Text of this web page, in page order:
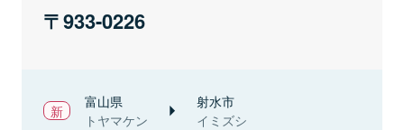
933-0226
富山県
トヤマケン
射水市
イミズシ